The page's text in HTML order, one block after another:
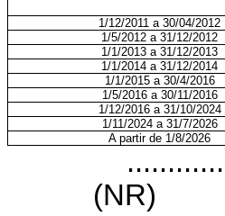
1/12/2011 a 30/04/2012
1/5/2012 a 31/12/2012
1/1/2013 a 31/12/2013
1/1/2014 a 31/12/2014
1/1/2015 a 30/4/2016
1/5/2016 a 30/11/2016
1/12/2016 a 31/10/2024
1/11/2024 a 31/7/2026
A partir de 1/8/2026
(NR)